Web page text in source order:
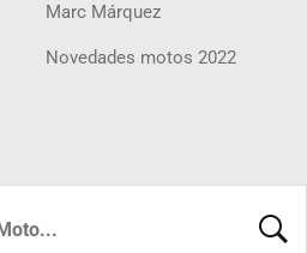
Marc Márquez
Novedades motos 2022